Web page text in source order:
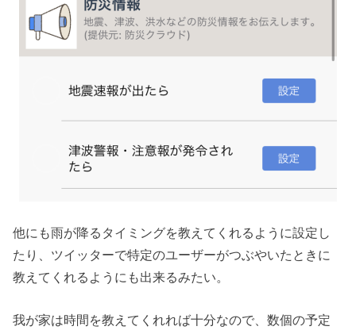
他にも雨が降るタイミングを教えてくれるように設定し
たり、ツイッターで特定のユーザーがつぶやいたときに
教えてくれるようにも出来るみたい。
我が家は時間を教えてくれれば十分なので、数個の予定